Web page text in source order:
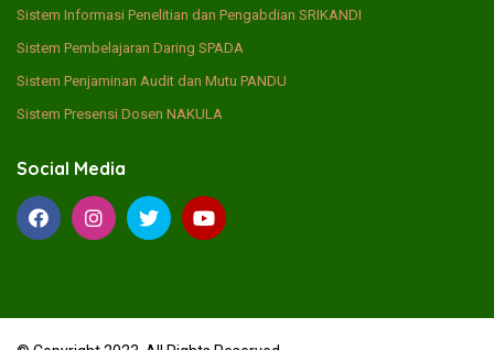
Sistem Informasi Penelitian dan Pengabdian SRIKANDI
Sistem Pembelajaran Daring SPADA
Sistem Penjaminan Audit dan Mutu PANDU
Sistem Presensi Dosen NAKULA
Social Media